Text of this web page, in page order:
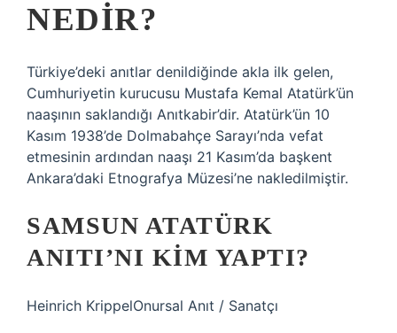
NEDIR?
Türkiye’deki anıtlar denildiğinde akla ilk gelen,
Cumhuriyetin kurucusu Mustafa Kemal Atatürk’ün
naaşının saklandığı Anıtkabir’dir. Atatürk’ün 10
Kasım 1938’de Dolmabahçe Sarayı’nda vefat
etmesinin ardından naaşı 21 Kasım’da başkent
Ankara’daki Etnografya Müzesi’ne nakledilmiştir.
SAMSUN ATATÜRK
ANITI’NI KIM YAPTI?
Heinrich KrippelOnursal Anıt / Sanatçı